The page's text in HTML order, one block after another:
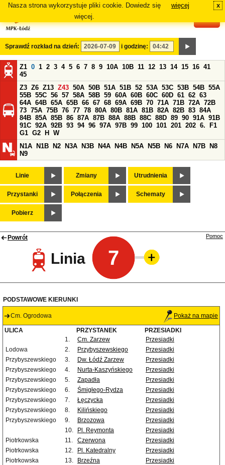
Nasza strona wykorzystuje pliki cookie. Dowiedz się
więcej.
więcej x
Sprawdź rozkład na dzień: i godzinę:
Z1 0 1 2 3 4 5 6 7 8 9 10A 10B 11 12 13 14 15 16 41
45
Z3 Z6 Z13 Z43 50A 50B 51A 51B 52 53A 53C 53B 54B 55A
55B 55C 56 57 58A 58B 59 60A 60B 60C 60D 61 62 63
64A 64B 65A 65B 66 67 68 69A 69B 70 71A 71B 72A 72B
73 75A 75B 76 77 78 80A 80B 81A 81B 82A 82B 83 84A
84B 85A 85B 86 87A 87B 88A 88B 88C 88D 89 90 91A 91B
91C 92A 92B 93 94 96 97A 97B 99 100 101 201 202 6.
F1
G1 G2 H
W
N1A
N1B N2 N3A N3B N4A N4B N5A N5B N6 N7A N7B
N8
N9
Linie Zmiany Utrudnienia
Przystanki Połączenia Schematy
Pobierz
Powrót
Linia 7
Pomoc
PODSTAWOWE KIERUNKI
Cm. Ogrodowa Pokaż na mapie
ULICA PRZYSTANEK
PRZESIADKI
1.
Cm. Zarzew
Przesiadki
Lodowa
2. Przybyszewskiego
Przesiadki
Przybyszewskiego
3. Dw. Łódź Zarzew
Przesiadki
Przybyszewskiego
4. Nurta-Kaszyńskiego
Przesiadki
Przybyszewskiego
5. Zapadła
Przesiadki
Przybyszewskiego
6. Śmigłego-Rydza
Przesiadki
Przybyszewskiego
7. Łęczycka
Przesiadki
Przybyszewskiego
8. Kilińskiego
Przesiadki
Przybyszewskiego
9. Brzozowa
Przesiadki
10.
Pl. Reymonta
Przesiadki
Piotrkowska
11. Czerwona
Przesiadki
Piotrkowska
12. Pl. Katedralny
Przesiadki
Piotrkowska
13. Brzeźna
Przesiadki